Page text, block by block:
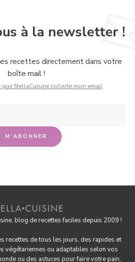
à la newsletter !
recettes directement dans votre
boîte mail !
que StellaCuisine collecte mon email
blog de recettes faciles depuis 2009 !
recettes de tous les jours, des rapides et
végétariennes ou adaptables selon vos
ou des astuces pourfaire votre pain,